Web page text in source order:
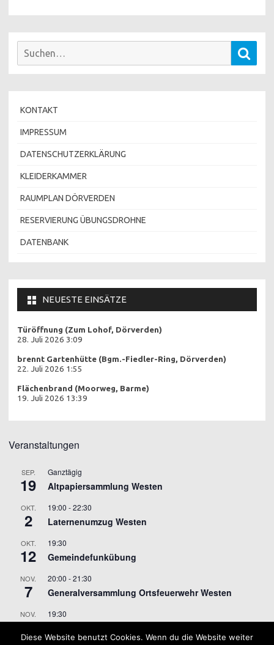
Suchen
KONTAKT
IMPRESSUM
DATENSCHUTZERKLÄRUNG
KLEIDERKAMMER
RAUMPLAN DÖRVERDEN
RESERVIERUNG ÜBUNGSDROHNE
DATENBANK
NEUESTE EINSÄTZE
Türöffnung (Zum Lohof, Dörverden)
28. Juli 2026 3:09
brennt Gartenhütte (Bgm.-Fiedler-Ring, Dörverden)
22. Juli 2026 1:55
Flächenbrand (Moorweg, Barme)
19. Juli 2026 13:39
Veranstaltungen
SEP.
19
Ganztägig
Altpapiersammlung Westen
OKT.
2
19:00 -22:30
Laternenumzug Westen
OKT.
12
19:30
Gemeindefunkübung
NOV.
7
20:00 -21:30
Generalversammlung Ortsfeuerwehr Westen
NOV.
9
19:30
Diese Website benutzt Cookies. Wenn du die Website weiter